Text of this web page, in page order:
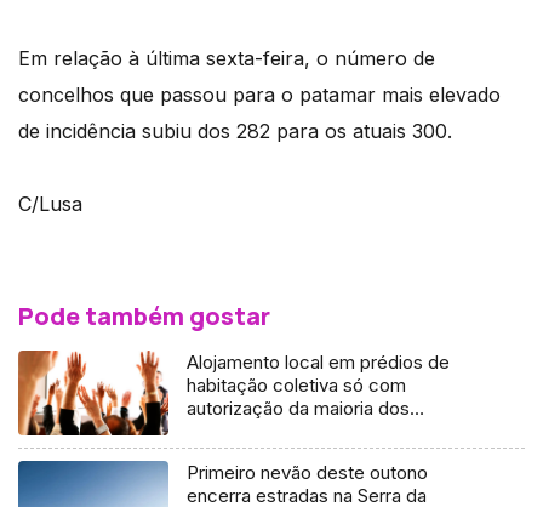
Em relação à última sexta-feira, o número de
concelhos que passou para o patamar mais elevado
de incidência subiu dos 282 para os atuais 300.
C/Lusa
Pode também gostar
Alojamento local em prédios de
habitação coletiva só com
autorização da maioria dos
Primeiro nevão deste outono
encerra estradas na Serra da